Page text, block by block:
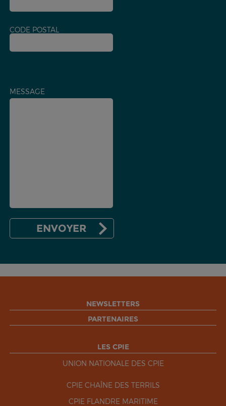
CODE POSTAL
MESSAGE
NEWSLETTERS
PARTENAIRES
LES CPIE
UNION NATIONALE DES CPIE
CPIE CHAÎNE DES TERRILS
CPIE FLANDRE MARITIME